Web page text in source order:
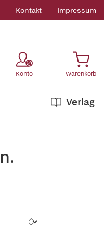
Kontakt Impressum
Konto Warenkorb
Verlag